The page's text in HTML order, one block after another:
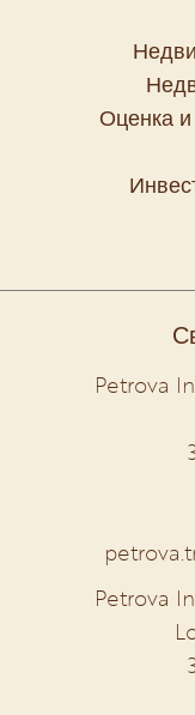
Оценка
Petrova
Petrova